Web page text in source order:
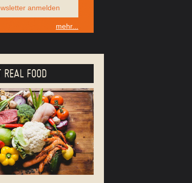
anmelden
mehr...
REAL FOOD